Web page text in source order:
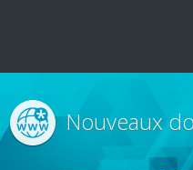
Nouveaux